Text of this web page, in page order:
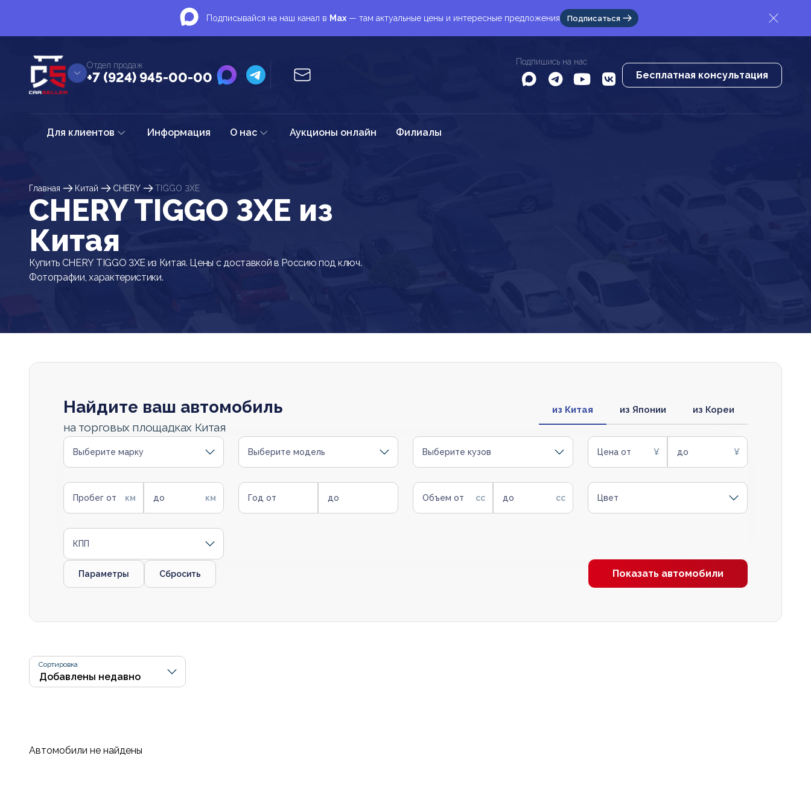
Подписывайся на наш канал в Max — там актуальные цены и интересные предложения Подписаться
Отдел продаж
+7 (924) 945-00-00
Подпишись на нас
Бесплатная консультация
Для клиентов Информация О нас Аукционы онлайн Филиалы
Главная Китай CHERY TIGGO 3XE
CHERY TIGGO 3XE из
Китая
Купить CHERY TIGGO 3XE из Китая. Цены с доставкой в Россию под ключ.
Фотографии, характеристики.
Найдите ваш автомобиль
на торговых площадках Китая
из Китая из Японии из Кореи
Выберите марку Выберите модель Выберите кузов Цена от до
Пробег от до Год от до Объем от до Цвет
КПП
Параметры Сбросить Показать автомобили
Сортировка
Автомобили не найдены